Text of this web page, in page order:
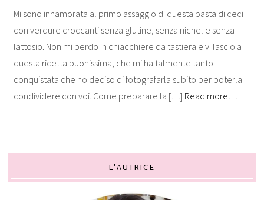
Mi sono innamorata al primo assaggio di questa pasta di ceci
con verdure croccanti senza glutine, senza nichel e senza
lattosio. Non mi perdo in chiacchiere da tastiera e vi lascio a
questa ricetta buonissima, che mi ha talmente tanto
conquistata che ho deciso di fotografarla subito per poterla
condividere con voi. Come preparare la […] Read more…
L'AUTRICE